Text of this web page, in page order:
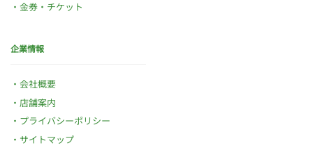
金券・チケット
企業情報
会社概要
店舗案内
プライバシーポリシー
サイトマップ